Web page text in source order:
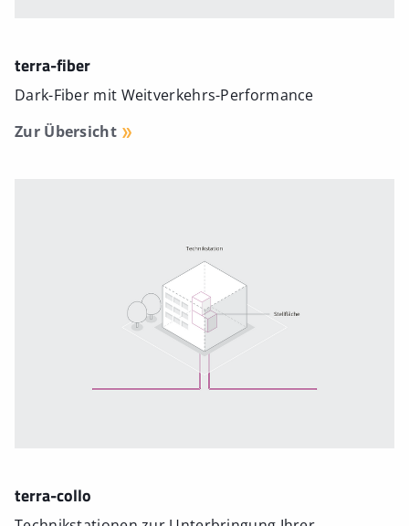
terra-fiber
Dark-Fiber mit Weitverkehrs-Performance
Zur Übersicht
terra-collo